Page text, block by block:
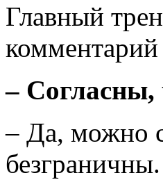
Главный
– Согласны,
– Да, можно